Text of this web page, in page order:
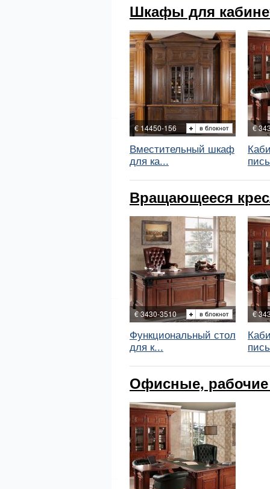
Шкафы для
€ 14450-156
Вместительный шкаф
для ка...
€
Вращающееся
€ 3430-3510
Функциональный стол
для к...
€
Офисные, рабочие